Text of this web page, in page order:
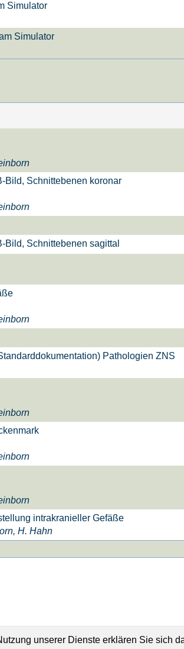
Simulator
Simulator
Bild, Schnittebenen koronar
Schnittebenen sagittal
Pathologien ZNS
intrakranieller Gefäße
H. Hahn
unserer Dienste erklären Sie sich